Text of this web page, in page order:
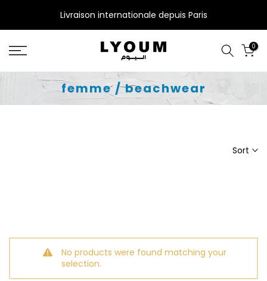
Livraison internationale depuis Paris
0
femme / beachwear
Sort
No products were found matching your
selection.